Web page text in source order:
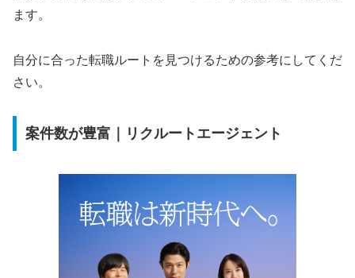
ます。
自分に合った転職ルートを見つけるための参考にしてくだ
さい。
案件数が豊富｜リクルートエージェント